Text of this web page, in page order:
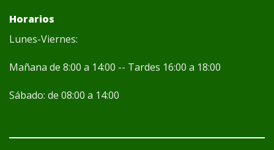
Horarios
Lunes-Viernes:
Mañana de 8:00 a 14:00 -- Tardes 16:00 a 18:00
Sábado: de 08:00 a 14:00